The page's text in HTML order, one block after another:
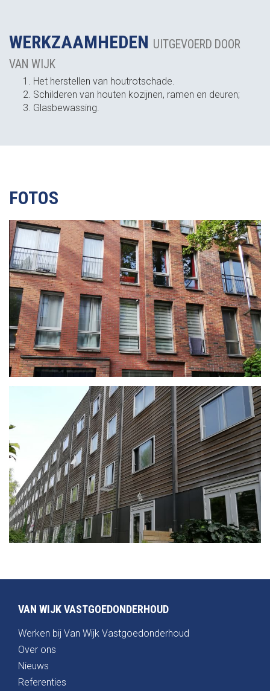
WERKZAAMHEDEN UITGEVOERD DOOR
VAN WIJK
Het herstellen van houtrotschade.
Schilderen van houten kozijnen, ramen en deuren;
Glasbewassing.
FOTOS
VAN WIJK VASTGOEDONDERHOUD
Werken bij Van Wijk Vastgoedonderhoud
Over ons
Nieuws
Referenties